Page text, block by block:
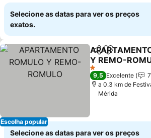
Selecione as datas para ver os preços
exatos.
Escolha popular
PartilharAdicionar
Y REMO-
Ver preços
1 Estrelas
9,5 Excelente
a 0.3 km de
Mérida
Selecione as datas para ver os preços